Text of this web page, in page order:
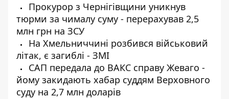
Прокурор з Чернігівщини уникнув
тюрми за чималу суму - перерахував 2,5
млн грн на ЗСУ
На Хмельниччині розбився військовий
літак, є загиблі - ЗМІ
САП передала до ВАКС справу Жеваго -
йому закидають хабар суддям Верховного
суду на 2,7 млн доларів